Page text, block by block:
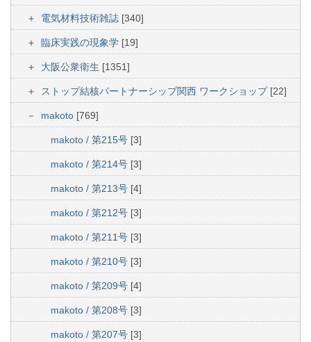
電気材料技術雑誌 [340]
臨床実践の現象学 [19]
大阪公衆衛生 [1351]
ストップ結核パートナーシップ関西 ワークショップ [22]
makoto [769]
makoto / 第215号 [3]
makoto / 第214号 [3]
makoto / 第213号 [4]
makoto / 第212号 [3]
makoto / 第211号 [3]
makoto / 第210号 [3]
makoto / 第209号 [4]
makoto / 第208号 [3]
makoto / 第207号 [3]